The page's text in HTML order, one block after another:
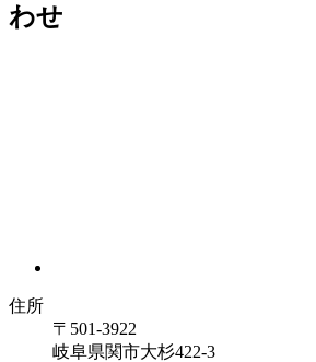
わせ
住所
〒501-3922
岐阜県関市大杉422-3